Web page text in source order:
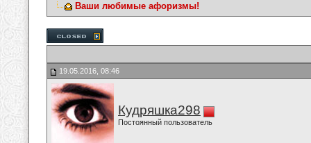
Ваши любимые афоризмы!
19.05.2016, 08:46
Кудряшка298
Постоянный пользователь